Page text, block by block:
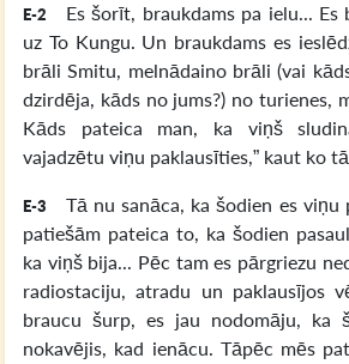
E-2
Es šorīt, braukdams pa ielu... Es
uz To Kungu. Un braukdams es
brāli Smitu, melnādaino brāli (vai
dzirdēja, kāds no jums?) no turienes,
Kāds pateica man, ka viņš
vajadzētu viņu paklausīties,” kaut ko
E-3
Tā nu sanāca, ka šodien es viņu
patiešām pateica to, ka šodien
ka viņš bija... Pēc tam es pārgriezu
radiostaciju, atradu un paklausījos
braucu šurp, es jau nodomāju, ka
nokavējis, kad ienācu. Tāpēc mēs